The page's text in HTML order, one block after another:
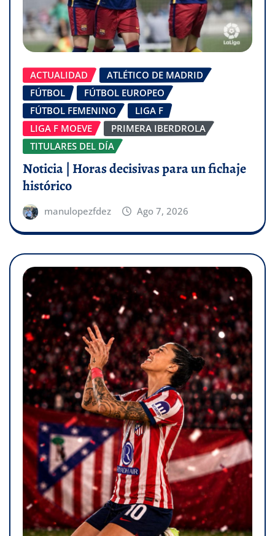
ACTUALIDAD
ATLÉTICO DE MADRID
FÚTBOL
FÚTBOL EUROPEO
FÚTBOL FEMENINO
LIGA F
LIGA F MOEVE
PRIMERA IBERDROLA
TITULARES DEL DÍA
Noticia | Horas decisivas para un fichaje
histórico
manulopezfdez Ago 7, 2026